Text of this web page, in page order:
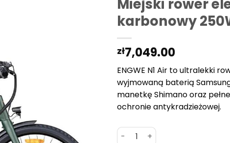
Miejski rower
karbonowy
zł7,049.00
ENGWE N1 Air to ultralekki
wyjmowaną baterią
manetkę Shimano oraz
ochronie antykradzieżowej.
ilość Miejski rower elektryczny